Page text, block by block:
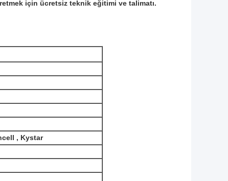
için ücretsiz teknik eğitimi ve talimatı.
, Kystar